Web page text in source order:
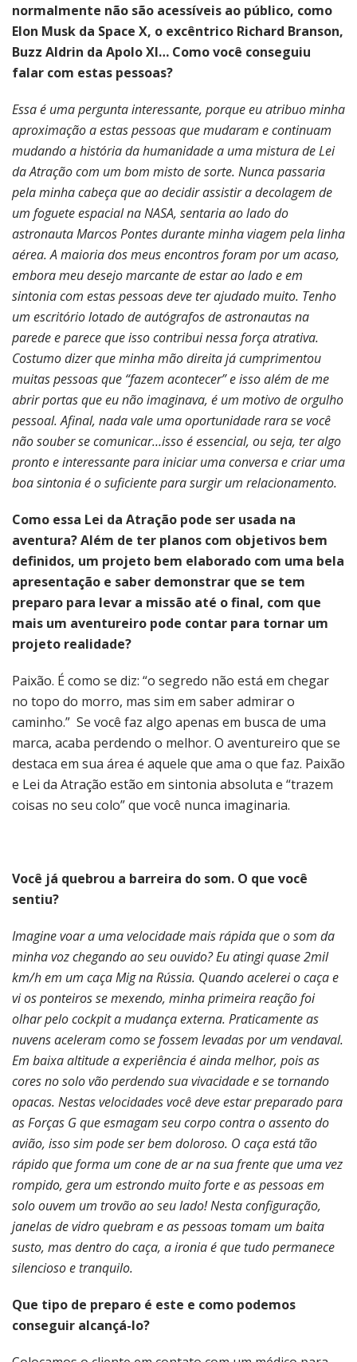
normalmente não são acessíveis ao público, como
Elon Musk da Space X, o excêntrico Richard Branson,
Buzz Aldrin da Apolo XI… Como você conseguiu
falar com estas pessoas?
Essa é uma pergunta interessante, porque eu atribuo minha
aproximação a estas pessoas que mudaram e continuam
mudando a história da humanidade a uma mistura de Lei
da Atração com um bom misto de sorte. Nunca passaria
pela minha cabeça que ao decidir assistir a decolagem de
um foguete espacial na NASA, sentaria ao lado do
astronauta Marcos Pontes durante minha viagem pela linha
aérea. A maioria dos meus encontros foram por um acaso,
embora meu desejo marcante de estar ao lado e em
sintonia com estas pessoas deve ter ajudado muito. Tenho
um escritório lotado de autógrafos de astronautas na
parede e parece que isso contribui nessa força atrativa.
Costumo dizer que minha mão direita já cumprimentou
muitas pessoas que “fazem acontecer” e isso além de me
abrir portas que eu não imaginava, é um motivo de orgulho
pessoal. Afinal, nada vale uma oportunidade rara se você
não souber se comunicar…isso é essencial, ou seja, ter algo
pronto e interessante para iniciar uma conversa e criar uma
boa sintonia é o suficiente para surgir um relacionamento.
Como essa Lei da Atração pode ser usada na
aventura? Além de ter planos com objetivos bem
definidos, um projeto bem elaborado com uma bela
apresentação e saber demonstrar que se tem
preparo para levar a missão até o final, com que
mais um aventureiro pode contar para tornar um
projeto realidade?
Paixão. É como se diz: “o segredo não está em chegar
no topo do morro, mas sim em saber admirar o
caminho.” Se você faz algo apenas em busca de uma
marca, acaba perdendo o melhor. O aventureiro que se
destaca em sua área é aquele que ama o que faz. Paixão
e Lei da Atração estão em sintonia absoluta e “trazem
coisas no seu colo” que você nunca imaginaria.
Você já quebrou a barreira do som. O que você
sentiu?
Imagine voar a uma velocidade mais rápida que o som da
minha voz chegando ao seu ouvido? Eu atingi quase 2mil
km/h em um caça Mig na Rússia. Quando acelerei o caça e
vi os ponteiros se mexendo, minha primeira reação foi
olhar pelo cockpit a mudança externa. Praticamente as
nuvens aceleram como se fossem levadas por um vendaval.
Em baixa altitude a experiência é ainda melhor, pois as
cores no solo vão perdendo sua vivacidade e se tornando
opacas. Nestas velocidades você deve estar preparado para
as Forças G que esmagam seu corpo contra o assento do
avião, isso sim pode ser bem doloroso. O caça está tão
rápido que forma um cone de ar na sua frente que uma vez
rompido, gera um estrondo muito forte e as pessoas em
solo ouvem um trovão ao seu lado! Nesta configuração,
janelas de vidro quebram e as pessoas tomam um baita
susto, mas dentro do caça, a ironia é que tudo permanece
silencioso e tranquilo.
Que tipo de preparo é este e como podemos
conseguir alcançá-lo?